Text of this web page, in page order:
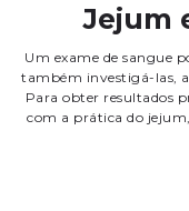
Jejum
Um exame de sangue
também investigá-las,
Para obter resultados
com a prática do